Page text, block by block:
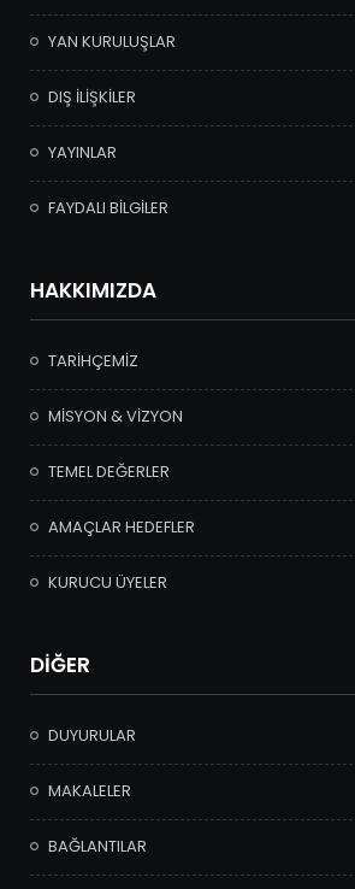
YAN KURULUŞLAR
DIŞ İLİŞKİLER
YAYINLAR
FAYDALI BİLGİLER
HAKKIMIZDA
TARİHÇEMİZ
MİSYON & VİZYON
TEMEL DEĞERLER
AMAÇLAR HEDEFLER
KURUCU ÜYELER
DİĞER
DUYURULAR
MAKALELER
BAĞLANTILAR